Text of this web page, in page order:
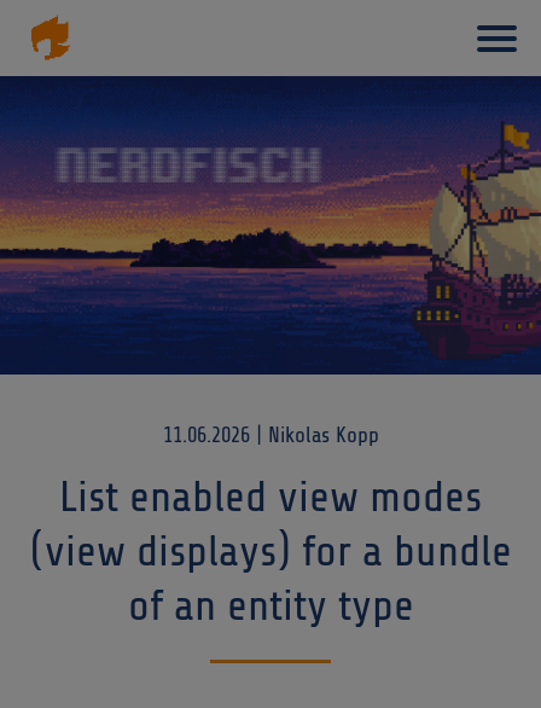
zum
Inhalt
11.06.2026 | Nikolas Kopp
List enabled view modes
(view displays) for a bundle
of an entity type